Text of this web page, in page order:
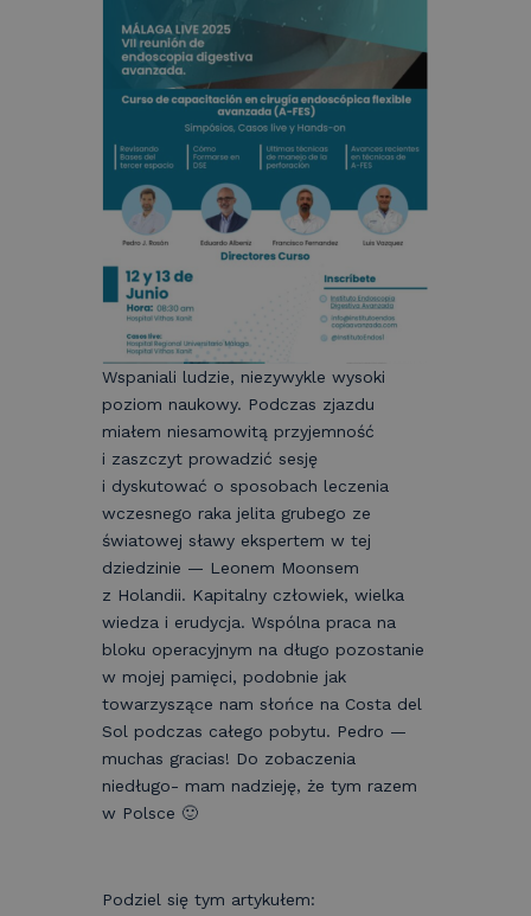
Wspaniali ludzie, niezywykle wysoki
poziom naukowy. Podczas zjazdu
miałem niesamowitą przyjemność
i zaszczyt prowadzić sesję
i dyskutować o sposobach leczenia
wczesnego raka jelita grubego ze
światowej sławy ekspertem w tej
dziedzinie — Leonem Moonsem
z Holandii. Kapitalny człowiek, wielka
wiedza i erudycja. Wspólna praca na
bloku operacyjnym na długo pozostanie
w mojej pamięci, podobnie jak
towarzyszące nam słońce na Costa del
Sol podczas całego pobytu. Pedro —
muchas gracias! Do zobaczenia
niedługo- mam nadzieję, że tym razem
w Polsce 🙂
Podziel się tym artykułem: